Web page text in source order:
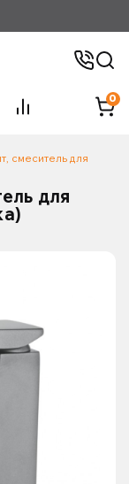
0
смеситель для
для